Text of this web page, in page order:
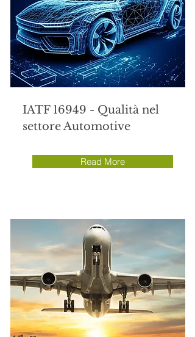
IATF 16949 - Qualità nel
settore Automotive
Read More